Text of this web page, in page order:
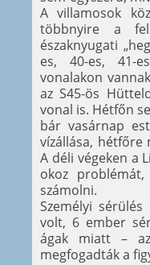
A villamosok
többnyire a
északnyugati
es, 40-es, 41-
vonalakon
az S45-ös
vonal is. Hétfőn
bár vasárnap
vízállása, hétfőre
A déli végeken a
okoz
számolni.
Személyi
volt, 6 ember
ágak miatt –
megfogadták a